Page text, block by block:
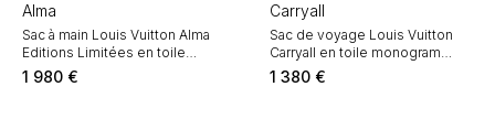
Alma
Sac à main Louis Vuitton Alma
Editions Limitées en toile
monogram enduite multicolore
et blanche et cuir naturel
1 980 €
Carryall
Sac de voyage Louis Vuitton
Carryall en toile monogram
marron et cuir naturel
1 380 €